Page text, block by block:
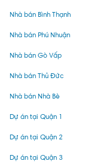
Nhà bán Bình Thạnh
Nhà bán Phú Nhuận
Nhà bán Gò Vấp
Nhà bán Thủ Đức
Nhà bán Nhà Bè
Dự án tại Quận 1
Dự án tại Quận 2
Dự án tại Quận 3